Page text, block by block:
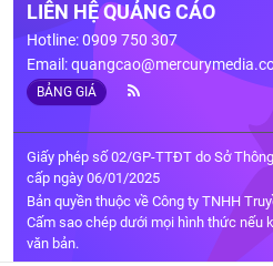
LIÊN HỆ QUẢNG CÁO
Hotline: 0909 750 307
Email:
BẢNG GIÁ
Giấy phép số 02/GP-TTĐT do Sở
cấp ngày 06/01/2025
Bản quyền thuộc về Công ty TNHH
Cấm sao chép dưới mọi hình thức nếu
văn bản.